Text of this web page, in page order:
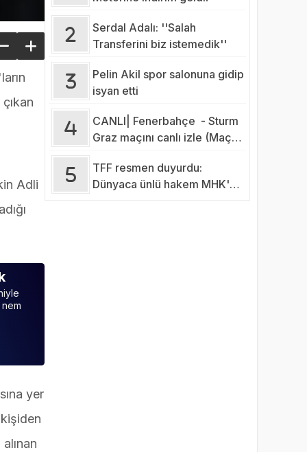
Adli
yer
Serdal Adalı: ''Salah
Transferini biz istemedik''
Pelin Akil spor salonuna gidip
isyan etti
CANLI| Fenerbahçe - Sturm
Graz maçını canlı izle (Maç
TFF resmen duyurdu:
Dünyaca ünlü hakem MHK'da